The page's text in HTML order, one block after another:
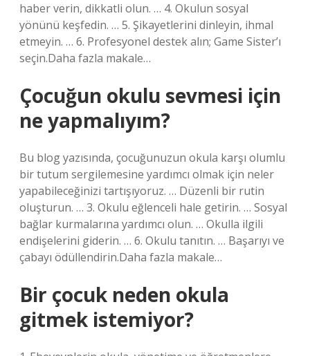
haber verin, dikkatli olun. … 4. Okulun sosyal
yönünü keşfedin. … 5. Şikayetlerini dinleyin, ihmal
etmeyin. … 6. Profesyonel destek alın; Game Sister’ı
seçin.Daha fazla makale…
Çocuğun okulu sevmesi için
ne yapmalıyım?
Bu blog yazısında, çocuğunuzun okula karşı olumlu
bir tutum sergilemesine yardımcı olmak için neler
yapabileceğinizi tartışıyoruz. … Düzenli bir rutin
oluşturun. … 3. Okulu eğlenceli hale getirin. … Sosyal
bağlar kurmalarına yardımcı olun. … Okulla ilgili
endişelerini giderin. … 6. Okulu tanıtın. … Başarıyı ve
çabayı ödüllendirin.Daha fazla makale…
Bir çocuk neden okula
gitmek istemiyor?